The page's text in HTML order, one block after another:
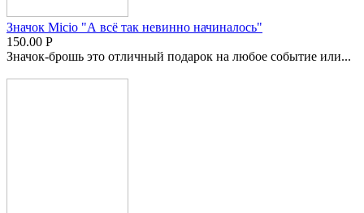
Значок Micio "А всё так невинно начиналось"
150.00 Р
Значок-брошь это отличный подарок на любое событие или...